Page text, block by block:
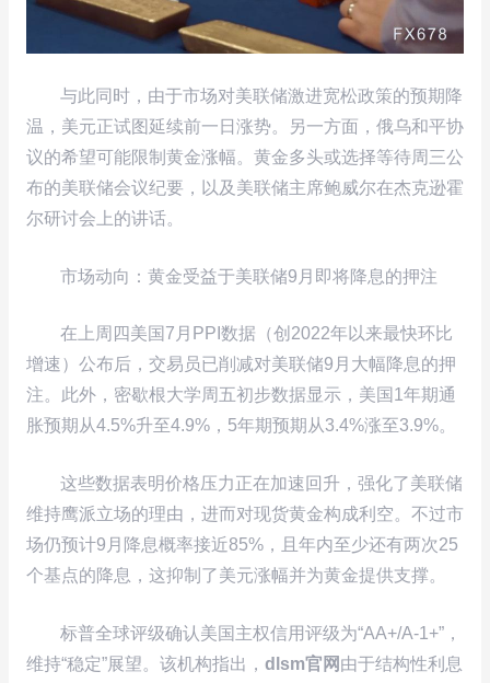
与此同时，由于市场对美联储激进宽松政策的预期降
温，美元正试图延续前一日涨势。另一方面，俄乌和平协
议的希望可能限制黄金涨幅。黄金多头或选择等待周三公
布的美联储会议纪要，以及美联储主席鲍威尔在杰克逊霍
尔研讨会上的讲话。
市场动向：黄金受益于美联储9月即将降息的押注
在上周四美国7月PPI数据（创2022年以来最快环比
增速）公布后，交易员已削减对美联储9月大幅降息的押
注。此外，密歇根大学周五初步数据显示，美国1年期通
胀预期从4.5%升至4.9%，5年期预期从3.4%涨至3.9%。
这些数据表明价格压力正在加速回升，强化了美联储
维持鹰派立场的理由，进而对现货黄金构成利空。不过市
场仍预计9月降息概率接近85%，且年内至少还有两次25
个基点的降息，这抑制了美元涨幅并为黄金提供支撑。
标普全球评级确认美国主权信用评级为“AA+/A-1+”，
维持“稳定”展望。该机构指出， dlsm官网 由于结构性利息